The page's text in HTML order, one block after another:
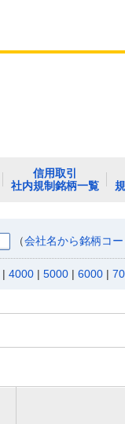
信用取引
社内規制銘柄一覧
（会社名から銘柄コ
| 4000 | 5000 | 6000 |